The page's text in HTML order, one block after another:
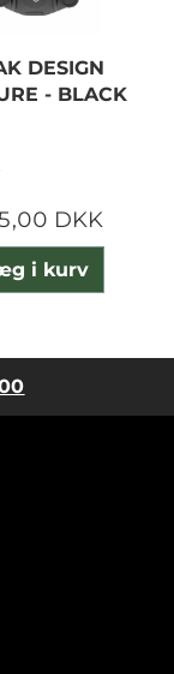
DESIGN
- BLACK
DKK
i kurv